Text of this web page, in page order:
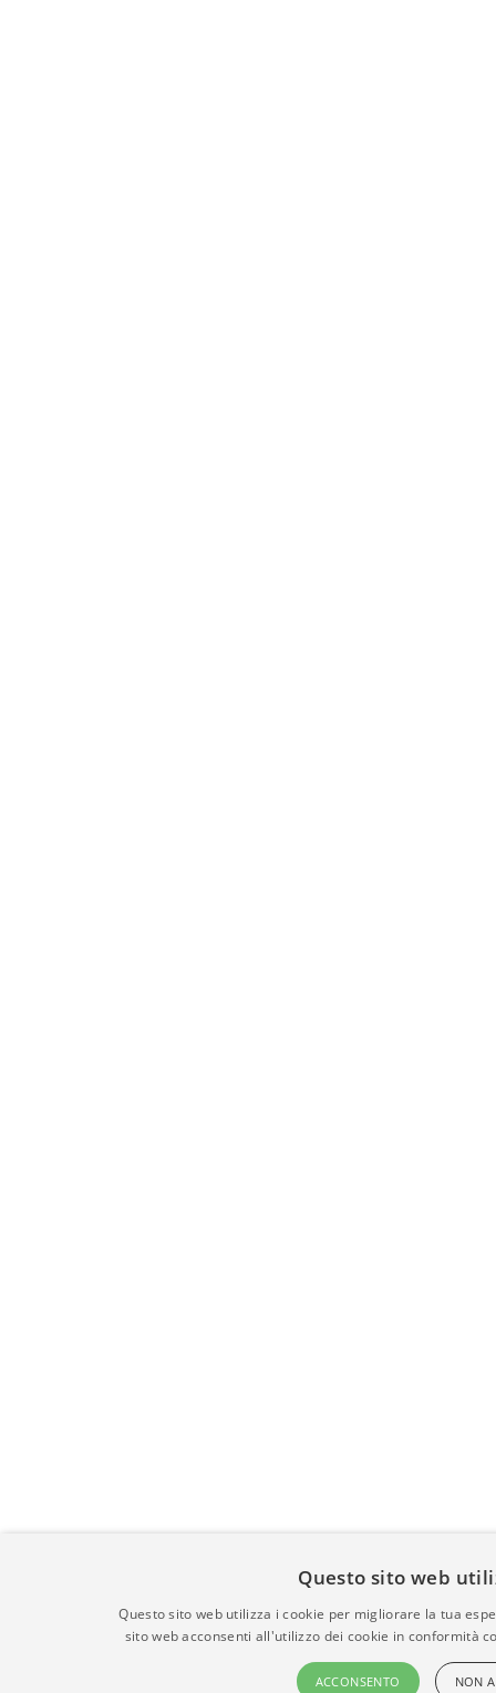
Questo sito web
Questo sito web utilizza i cookie per migliorare la tua
sito web acconsenti all'utilizzo dei cookie in conformità
ACCONSENTO NON